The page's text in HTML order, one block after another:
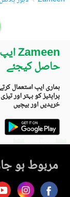
Zameen ایپ
حاصل کیجئے
ہماری ایپ استعمال
پراپٹیز کو بہتر اور
خریدیں اور بیچیں
مربوط ہو